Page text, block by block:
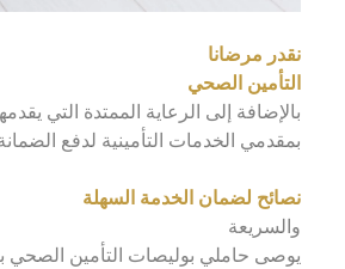
نقدر مرضانا
التأمين الصحي
بمقدمي الخدمات التأمينية لدفع الضمانة
نصائح لضمان الخدمة السهلة
والسريعة
يوصى حاملي بوليصات التأمين الصحي